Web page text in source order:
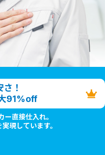
！
91%off
ー直接仕入れ。
現しています。